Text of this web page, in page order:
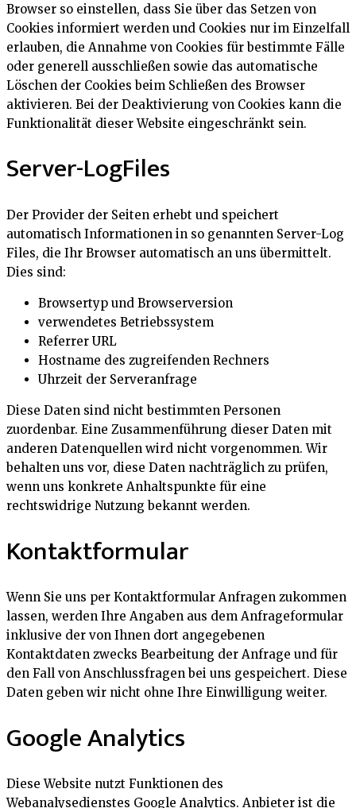
Browser so einstellen, dass Sie über das Setzen von
Cookies informiert werden und Cookies nur im Einzelfall
erlauben, die Annahme von Cookies für bestimmte Fälle
oder generell ausschließen sowie das automatische
Löschen der Cookies beim Schließen des Browser
aktivieren. Bei der Deaktivierung von Cookies kann die
Funktionalität dieser Website eingeschränkt sein.
Server-LogFiles
Der Provider der Seiten erhebt und speichert
automatisch Informationen in so genannten Server-Log
Files, die Ihr Browser automatisch an uns übermittelt.
Dies sind:
Browsertyp und Browserversion
verwendetes Betriebssystem
Referrer URL
Hostname des zugreifenden Rechners
Uhrzeit der Serveranfrage
Diese Daten sind nicht bestimmten Personen
zuordenbar. Eine Zusammenführung dieser Daten mit
anderen Datenquellen wird nicht vorgenommen. Wir
behalten uns vor, diese Daten nachträglich zu prüfen,
wenn uns konkrete Anhaltspunkte für eine
rechtswidrige Nutzung bekannt werden.
Kontaktformular
Wenn Sie uns per Kontaktformular Anfragen zukommen
lassen, werden Ihre Angaben aus dem Anfrageformular
inklusive der von Ihnen dort angegebenen
Kontaktdaten zwecks Bearbeitung der Anfrage und für
den Fall von Anschlussfragen bei uns gespeichert. Diese
Daten geben wir nicht ohne Ihre Einwilligung weiter.
Google Analytics
Diese Website nutzt Funktionen des
Webanalysedienstes Google Analytics. Anbieter ist die